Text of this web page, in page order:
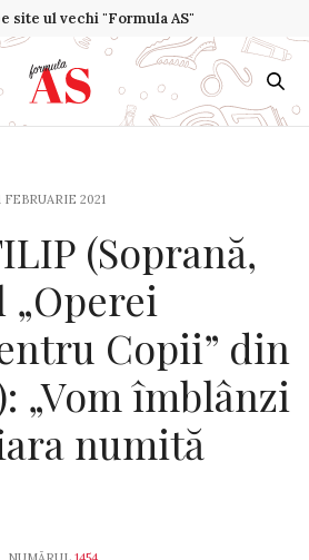
site ul vechi "Formula AS"
FEBRUARIE 2021
(Soprană,
Copii” din
„Vom îmblânzi
numită